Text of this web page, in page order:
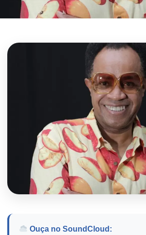
Ouça no SoundCloud: